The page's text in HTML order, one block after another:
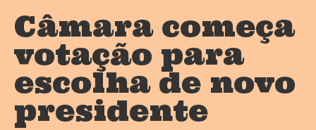
Câmara começa
votação para
escolha de novo
presidente